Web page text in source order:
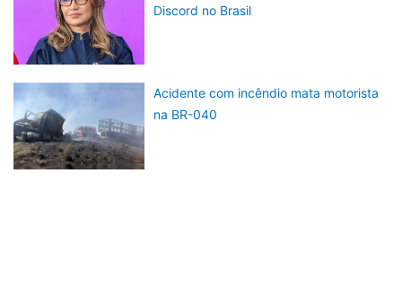
Discord no Brasil
Acidente com incêndio mata motorista
na BR-040